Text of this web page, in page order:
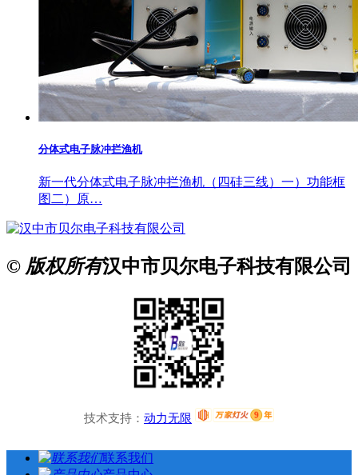
分体式电子脉冲拦渔机
新一代分体式电子脉冲拦渔机（四硅三线）一）功能框
图二）原…
© 版权所有汉中市贝尔电子科技有限公司
技术支持： 动力无限
联系我们